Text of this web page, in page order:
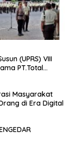
(UPRS) VIII
PT.Total
Masyarakat
di Era Digital